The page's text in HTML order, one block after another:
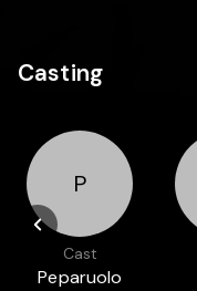
Casting
P
Cast
Peparuolo